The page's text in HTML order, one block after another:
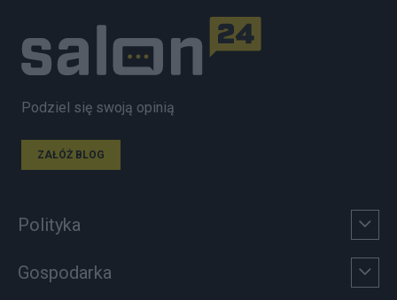
Podziel się swoją opinią
ZAŁÓŻ BLOG
Polityka
Gospodarka